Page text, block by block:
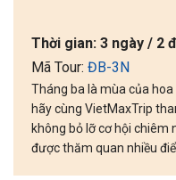
Thời gian: 3 ngày / 2
Mã Tour: ĐB-3N
Tháng ba là mùa của
hãy cùng VietMaxTrip
không bỏ lỡ cơ hội chiêm
được thăm quan nhiều